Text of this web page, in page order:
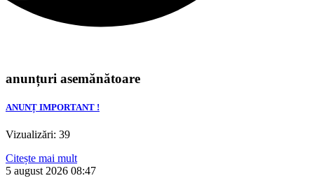
anunțuri asemănătoare
ANUNȚ IMPORTANT !
Vizualizări: 39
Citește mai mult
5 august 2026 08:47